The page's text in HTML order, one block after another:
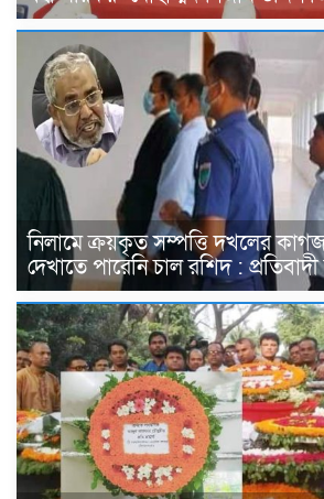
নিলামে ক্রয়কৃত সম্পত্তি দখলের
দেখাতে পারেনি চাল রশিদ :